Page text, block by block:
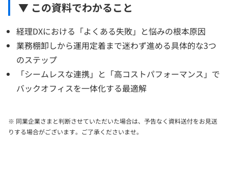
▼ この資料でわかること
経理DXにおける「よくある失敗」と悩みの根本原因
業務棚卸しから運用定着まで迷わず進める具体的な3つ
のステップ
「シームレスな連携」と「高コストパフォーマンス」で
バックオフィスを一体化する最適解
※ 同業企業さまと判断させていただいた場合は、予告なく資料送付をお見送
りする場合がございます。ご了承くださいませ。